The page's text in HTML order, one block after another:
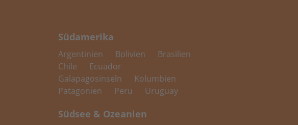
Südamerika
Argentinien Bolivien
Brasilien
Chile
Ecuador
Galapagosinseln
Kolumbien
Patagonien
Peru Uruguay
Südsee & Ozeanien